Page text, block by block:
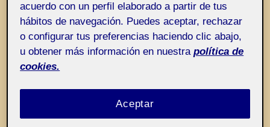
Pública
Como decíamos ayer, yo y yo vivimos en un
pero de excepción. O tal vez de excepción por ser
mayestático… En definitiva, nos vemos obligadas
a resignificar todos los términos de nuestro
acuerdo con un perfil elaborado a partir de tus
hábitos de navegación. Puedes aceptar, rechazar
o configurar tus preferencias haciendo clic abajo,
u obtener más información en nuestra política de
cookies.
Aceptar